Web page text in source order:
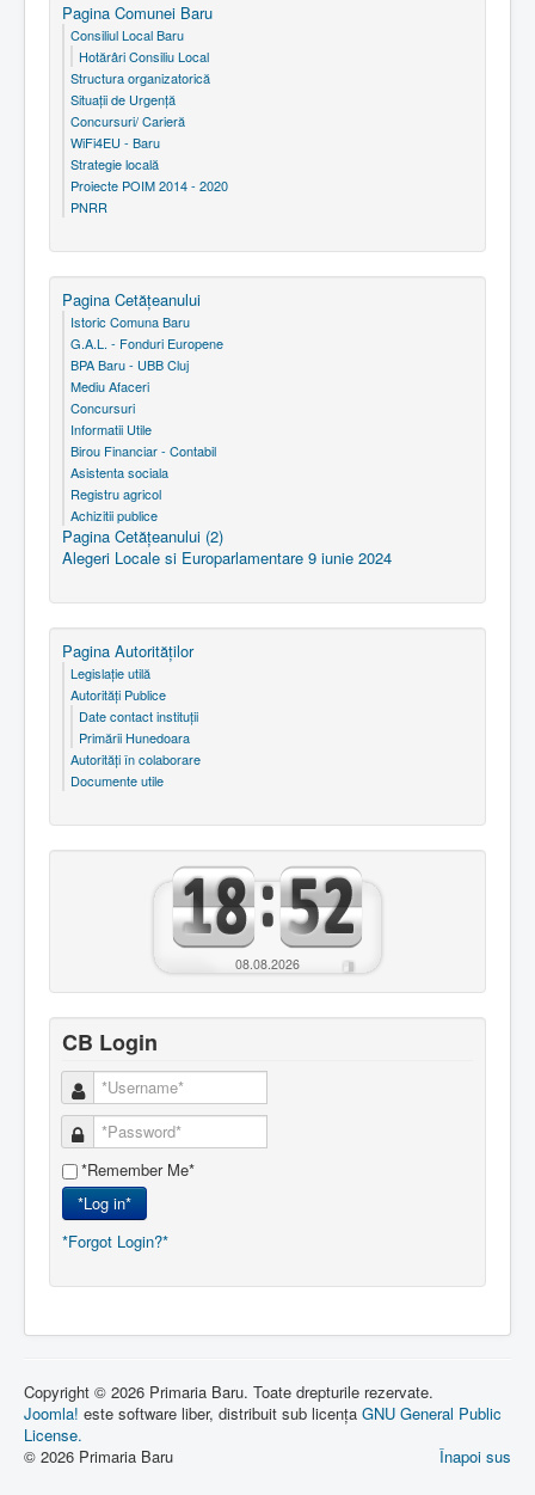
Pagina Comunei Baru
Consiliul Local Baru
Hotărâri Consiliu Local
Structura organizatorică
Situaţii de Urgenţă
Concursuri/ Carieră
WiFi4EU - Baru
Strategie locală
Proiecte POIM 2014 - 2020
PNRR
Pagina Cetăţeanului
Istoric Comuna Baru
G.A.L. - Fonduri Europene
BPA Baru - UBB Cluj
Mediu Afaceri
Concursuri
Informatii Utile
Birou Financiar - Contabil
Asistenta sociala
Registru agricol
Achizitii publice
Pagina Cetăţeanului (2)
Alegeri Locale si Europarlamentare 9 iunie 2024
Pagina Autorităţilor
Legislaţie utilă
Autorităţi Publice
Date contact instituţii
Primării Hunedoara
Autorităţi în colaborare
Documente utile
08.08.2026
CB Login
*Remember Me*
*Log in*
*Forgot Login?*
Copyright © 2026 Primaria Baru. Toate drepturile rezervate.
Joomla! este software liber, distribuit sub licența GNU General Public
License.
Înapoi sus
© 2026 Primaria Baru